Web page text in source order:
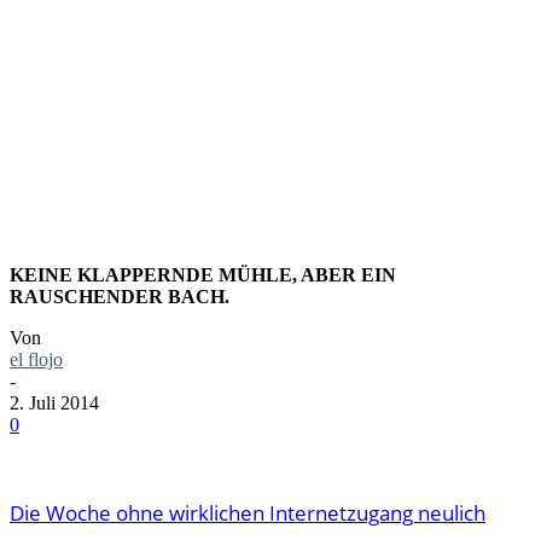
KEINE KLAPPERNDE MÜHLE, ABER EIN
RAUSCHENDER BACH.
Von
el flojo
-
2. Juli 2014
0
Die Woche ohne wirklichen Internetzugang neulich